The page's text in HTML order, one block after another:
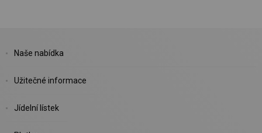
Naše nabídka
Užitečné informace
Jídelní lístek